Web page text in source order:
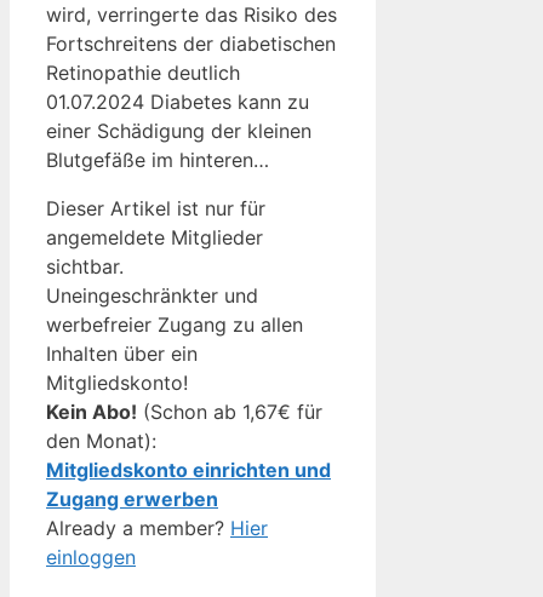
wird, verringerte das Risiko des
Fortschreitens der diabetischen
Retinopathie deutlich
01.07.2024 Diabetes kann zu
einer Schädigung der kleinen
Blutgefäße im hinteren…
Dieser Artikel ist nur für
angemeldete Mitglieder
sichtbar.
Uneingeschränkter und
werbefreier Zugang zu allen
Inhalten über ein
Mitgliedskonto!
Kein Abo! (Schon ab 1,67€ für
den Monat):
Mitgliedskonto einrichten und
Zugang erwerben
Already a member? Hier
einloggen